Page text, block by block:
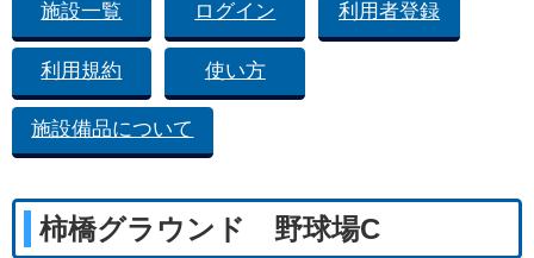
施設一覧 ログイン 利用者登録
利用規約 使い方
施設備品について
柿橋グラウンド 野球場C